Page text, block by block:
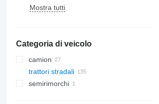
Mostra tutti
Categoria di veicolo
camion
trattori stradali
semirimorchi